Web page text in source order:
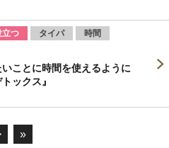
立つ タイパ
時間
ことに時間を使えるように
トックス』
»